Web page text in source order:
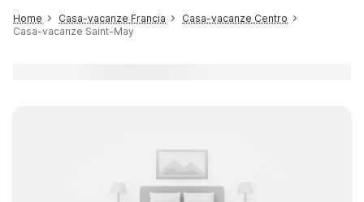
Home Casa-vacanze Francia
Casa-vacanze Centro
Casa-vacanze Saint-May